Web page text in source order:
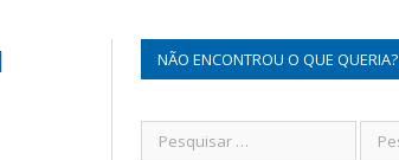
NÃO ENCONTROU O QUE QUERIA?